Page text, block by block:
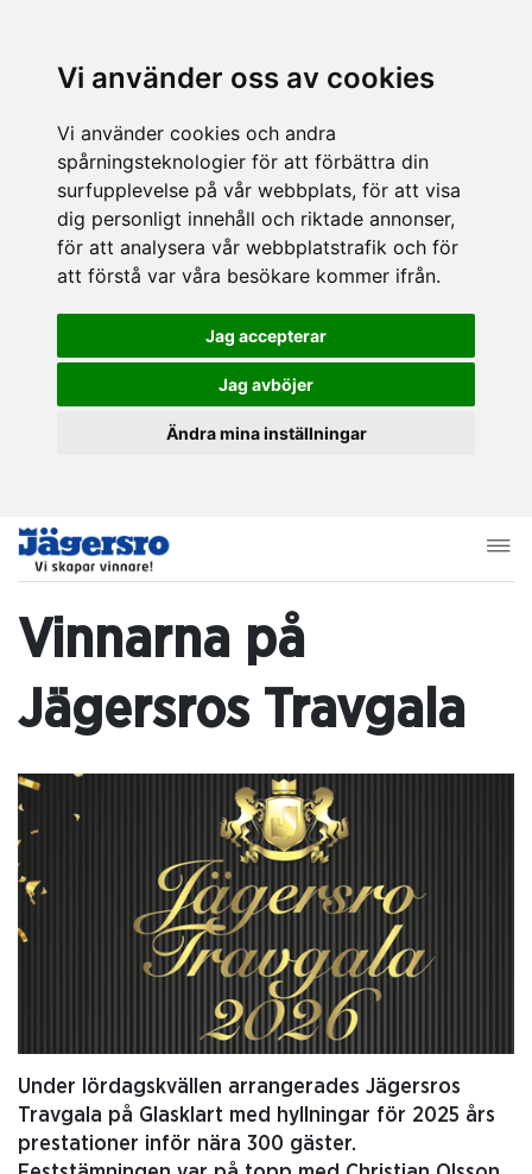
Vi använder oss av cookies
Vi använder cookies och andra
spårningsteknologier för att förbättra din
surfupplevelse på vår webbplats, för att visa
dig personligt innehåll och riktade annonser,
för att analysera vår webbplatstrafik och för
att förstå var våra besökare kommer ifrån.
Jag accepterar
Jag avböjer
Ändra mina inställningar
Vinnarna på
Jägersros Travgala
Under lördagskvällen arrangerades Jägersros
Travgala på Glasklart med hyllningar för 2025 års
prestationer inför nära 300 gäster.